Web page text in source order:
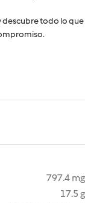
descubre todo lo que
797.4 mg
17.5 g